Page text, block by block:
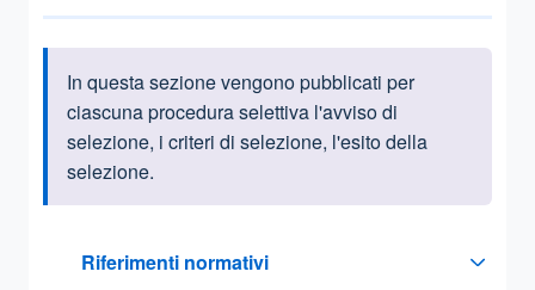
Informazioni introduttive
In questa sezione vengono pubblicati per
ciascuna procedura selettiva l'avviso di
selezione, i criteri di selezione, l'esito della
selezione.
Riferimenti normativi
Sezione compressa